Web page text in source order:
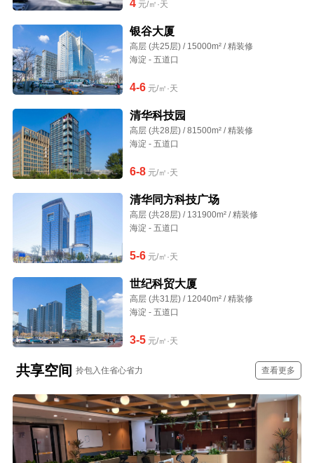
4元/㎡·天
银谷大厦
高层 (共25层) / 15000m² / 精装修
海淀 - 五道口
4-6元/㎡·天
清华科技园
高层 (共28层) / 81500m² / 精装修
海淀 - 五道口
6-8元/㎡·天
清华同方科技广场
高层 (共28层) / 131900m² / 精装修
海淀 - 五道口
5-6元/㎡·天
世纪科贸大厦
高层 (共31层) / 12040m² / 精装修
海淀 - 五道口
3-5元/㎡·天
共享空间 拎包入住省心省力 查看更多